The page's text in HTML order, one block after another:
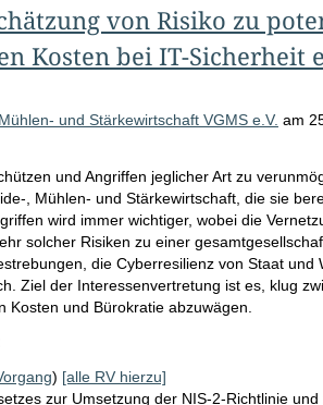
von Risiko zu
Kosten bei IT-Sicherheit
und Stärkewirtschaft VGMS e.V. am
und Angriffen jeglicher Art zu
, Mühlen- und Stärkewirtschaft, die sie
wird immer wichtiger, wobei die
solcher Risiken zu einer
die Cyberresilienz von Staat und
Ziel der Interessenvertretung ist es, klug
Kosten und Bürokratie abzuwägen.
) [alle RV hierzu]
zur Umsetzung der NIS-2-Richtlinie